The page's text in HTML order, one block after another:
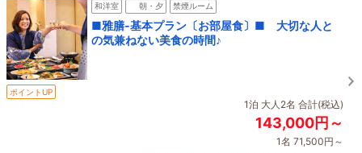
和洋室 朝・夕 禁煙ルーム
■雅膳‐基本プラン〔お部屋食〕■ 大切な人と
の気兼ねない美食の時間♪
ポイントUP
1泊 大人2名 合計(税込)
143,000円～
1名 71,500円～